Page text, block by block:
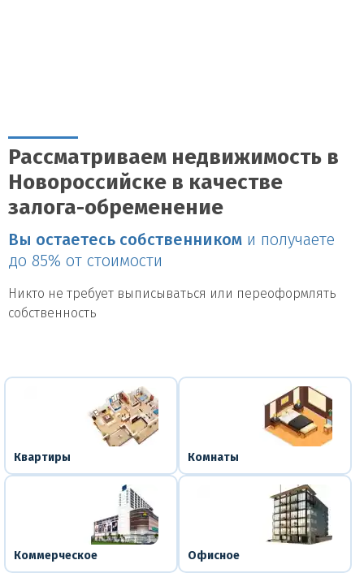
Рассматриваем недвижимость в
Новороссийске в качестве
залога-обременение
Вы остаетесь собственником и получаете
до 85% от стоимости
Никто не требует выписываться или переоформлять
собственность
Квартиры Комнаты
Коммерческое Офисное